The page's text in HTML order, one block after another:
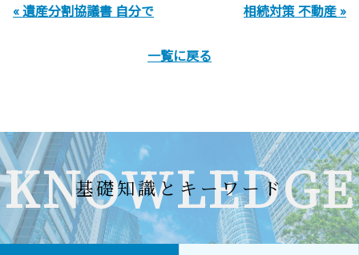
« 遺産分割協議書 自分で 相続対策 不動産 »
一覧に戻る
KNOWLEDGE
基礎知識とキーワード